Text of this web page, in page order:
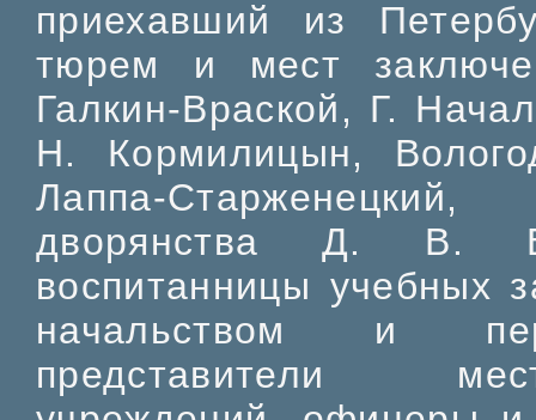
приехавший из
тюрем и мест
Галкин-Враской, Г.
Н. Кормилицын,
Лаппа-
дворянства Д. В.
воспитанницы учебных
начальством и
представители